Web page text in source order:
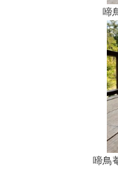
啼
啼鳥